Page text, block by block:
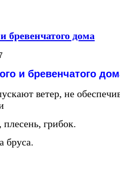
бревенчатого дома
и бревенчатого
ветер, не
грибок.
бруса.